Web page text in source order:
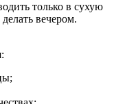
только в сухую
вечером.